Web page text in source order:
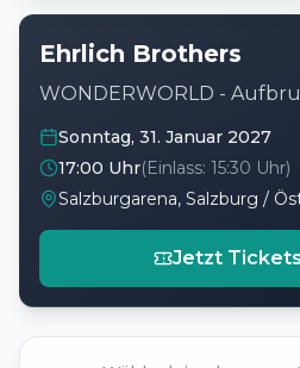
Ehrlich Brothers
WONDERWORLD -
Sonntag, 31. Januar 2027
17:00 Uhr(Einlass: 15:30 Uhr)
Salzburgarena, Salzburg /
Jetzt